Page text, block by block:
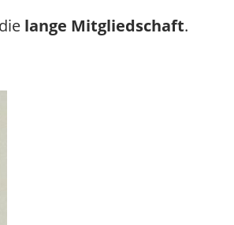
lange Mitgliedschaft.